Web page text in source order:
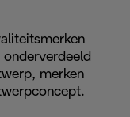
merken